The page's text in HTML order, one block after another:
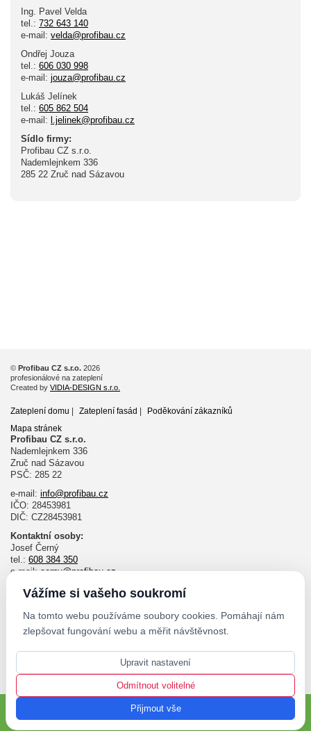
Ing. Pavel Velda
tel.: 732 643 140
e-mail: velda@profibau.cz
Ondřej Jouza
tel.: 606 030 998
e-mail: jouza@profibau.cz
Lukáš Jelínek
tel.: 605 862 504
e-mail:
l.jelinek@profibau.cz
Sídlo firmy:
Profibau CZ s.r.o.
Nademlejnkem 336
285 22 Zruč nad Sázavou
© Profibau CZ s.r.o. 2026
profesionálové na zateplení
Created by VIDIA-DESIGN s.r.o.
Zateplení domu | Zateplení fasád |
Poděkování zákazníků
Mapa stránek
Profibau CZ s.r.o.
Nademlejnkem 336
Zruč nad Sázavou
PSČ: 285 22
e-mail: info@profibau.cz
IČO: 28453981
DIČ: CZ28453981
Kontaktní osoby:
Josef Černý
tel.: 608 384 350
e-mail:cerny@profibau.cz
Ing. Pavel Velda
e-mail:velda@profibau.cz
tel.:606 030 998
Spočítat cenu zateplení
Vážíme si vašeho soukromí
Na tomto webu používáme soubory cookies. Pomáhají nám
zlepšovat fungování webu a měřit návštěvnost.
Upravit nastavení
Odmítnout volitelné
Přijmout vše